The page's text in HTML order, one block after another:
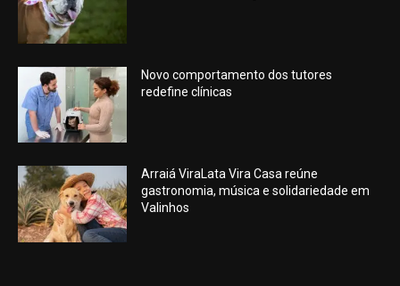
Novo comportamento dos tutores
redefine clínicas
Arraiá ViraLata Vira Casa reúne
gastronomia, música e solidariedade em
Valinhos